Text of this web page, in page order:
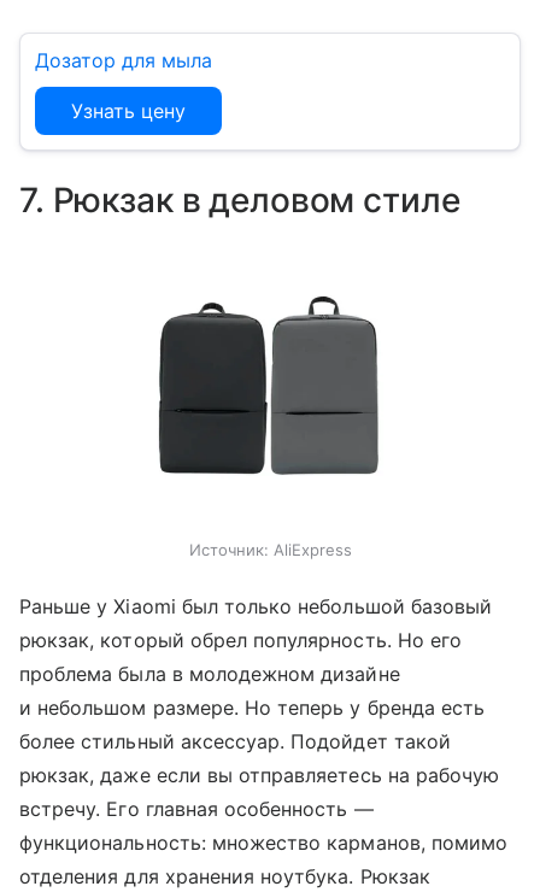
Дозатор для мыла
Узнать цену
7. Рюкзак в деловом стиле
Источник: AliExpress
Раньше у Xiaomi был только небольшой базовый
рюкзак, который обрел популярность. Но его
проблема была в молодежном дизайне
и небольшом размере. Но теперь у бренда есть
более стильный аксессуар. Подойдет такой
рюкзак, даже если вы отправляетесь на рабочую
встречу. Его главная особенность —
функциональность: множество карманов, помимо
отделения для хранения ноутбука. Рюкзак